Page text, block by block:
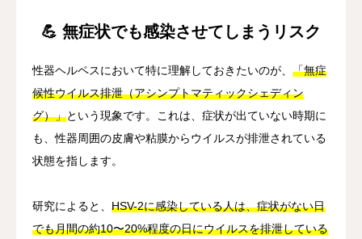
💪 無症状でも感染させてしまうリスク
性器ヘルペスにおいて特に理解しておきたいのが、 「無症
候性ウイルス排泄（アシンプトマティックシェディン
グ）」という現象です。これは、症状が出ていない時期に
も、性器周囲の皮膚や粘膜からウイルスが排泄されている
状態を指します。
研究によると、 HSV-2に感染している人は、症状がない日
でも月間の約10〜20%程度の日にウイルスを排泄している